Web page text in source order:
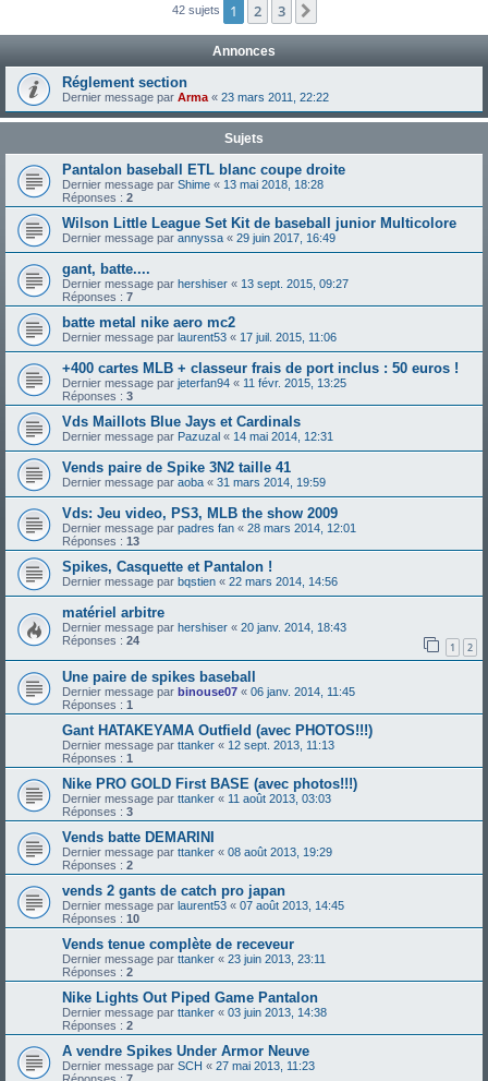
42 sujets 1 2 3
Annonces
Réglement section
Dernier message par Arma « 23 mars 2011, 22:22
Sujets
Pantalon baseball ETL blanc coupe droite
Dernier message par Shime « 13 mai 2018, 18:28
Réponses : 2
Wilson Little League Set Kit de baseball junior Multicolore
Dernier message par annyssa « 29 juin 2017, 16:49
gant, batte....
Dernier message par hershiser « 13 sept. 2015, 09:27
Réponses : 7
batte metal nike aero mc2
Dernier message par laurent53 « 17 juil. 2015, 11:06
+400 cartes MLB + classeur frais de port inclus : 50 euros !
Dernier message par jeterfan94 « 11 févr. 2015, 13:25
Réponses : 3
Vds Maillots Blue Jays et Cardinals
Dernier message par Pazuzal « 14 mai 2014, 12:31
Vends paire de Spike 3N2 taille 41
Dernier message par aoba « 31 mars 2014, 19:59
Vds: Jeu video, PS3, MLB the show 2009
Dernier message par padres fan « 28 mars 2014, 12:01
Réponses : 13
Spikes, Casquette et Pantalon !
Dernier message par bqstien « 22 mars 2014, 14:56
matériel arbitre
Dernier message par hershiser « 20 janv. 2014, 18:43
Réponses : 24 1 2
Une paire de spikes baseball
Dernier message par binouse07 « 06 janv. 2014, 11:45
Réponses : 1
Gant HATAKEYAMA Outfield (avec PHOTOS!!!)
Dernier message par ttanker « 12 sept. 2013, 11:13
Réponses : 1
Nike PRO GOLD First BASE (avec photos!!!)
Dernier message par ttanker « 11 août 2013, 03:03
Réponses : 3
Vends batte DEMARINI
Dernier message par ttanker « 08 août 2013, 19:29
Réponses : 2
vends 2 gants de catch pro japan
Dernier message par laurent53 « 07 août 2013, 14:45
Réponses : 10
Vends tenue complète de receveur
Dernier message par ttanker « 23 juin 2013, 23:11
Réponses : 2
Nike Lights Out Piped Game Pantalon
Dernier message par ttanker « 03 juin 2013, 14:38
Réponses : 2
A vendre Spikes Under Armor Neuve
Dernier message par SCH « 27 mai 2013, 11:23